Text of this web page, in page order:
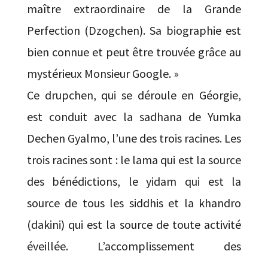
maître extraordinaire de la Grande
Perfection (Dzogchen). Sa biographie est
bien connue et peut être trouvée grâce au
mystérieux Monsieur Google. »
Ce drupchen, qui se déroule en Géorgie,
est conduit avec la sadhana de Yumka
Dechen Gyalmo, l’une des trois racines. Les
trois racines sont : le lama qui est la source
des bénédictions, le yidam qui est la
source de tous les siddhis et la khandro
(dakini) qui est la source de toute activité
éveillée. L’accomplissement des